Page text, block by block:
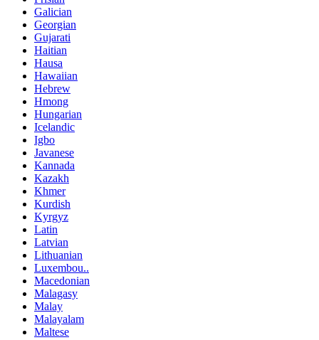
Galician
Georgian
Gujarati
Haitian
Hausa
Hawaiian
Hebrew
Hmong
Hungarian
Icelandic
Igbo
Javanese
Kannada
Kazakh
Khmer
Kurdish
Kyrgyz
Latin
Latvian
Lithuanian
Luxembou..
Macedonian
Malagasy
Malay
Malayalam
Maltese